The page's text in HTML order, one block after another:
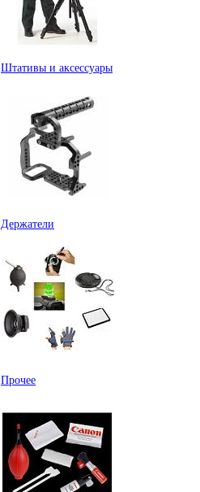
Штативы и аксессуары
Держатели
Прочее